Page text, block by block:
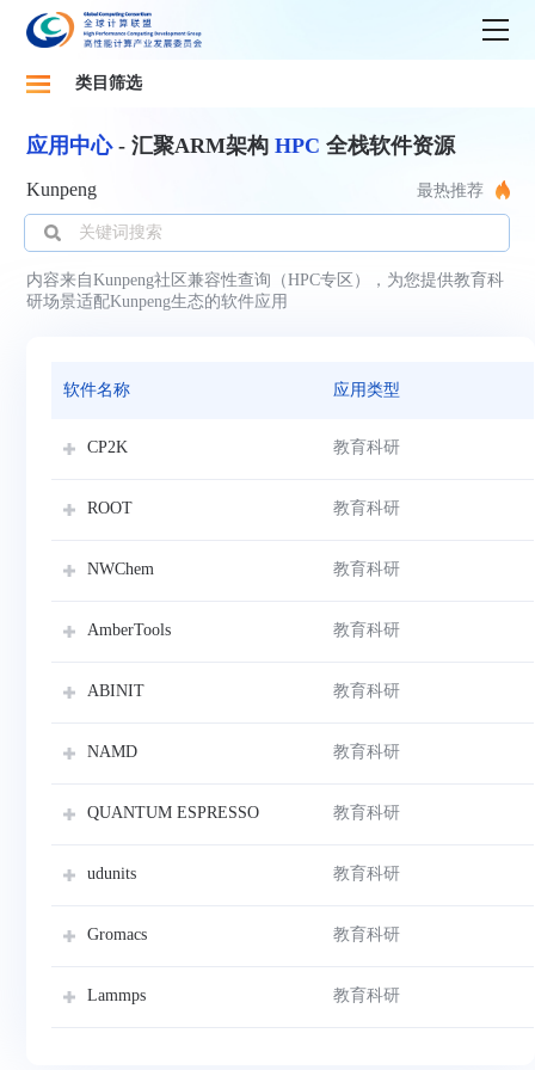
类目筛选
应用中心- 汇聚ARM架构HPC全栈软件资源
Kunpeng 最热推荐
内容来自Kunpeng社区兼容性查询（HPC专区），为您提供教育科
研场景适配Kunpeng生态的软件应用
软件名称 应用类型
CP2K 教育科研
ROOT 教育科研
NWChem 教育科研
AmberTools 教育科研
ABINIT 教育科研
NAMD 教育科研
QUANTUM ESPRESSO 教育科研
udunits 教育科研
Gromacs 教育科研
Lammps 教育科研